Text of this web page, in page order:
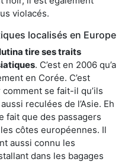
violacés.
localisés en Europe
tire ses traits
. C’est en 2006 qu’a
en Corée. C’est
se fait-il qu’ils
reculées de l’Asie. Eh
fait que des passagers
côtes européennes. Il
aussi connu les
dans les bagages